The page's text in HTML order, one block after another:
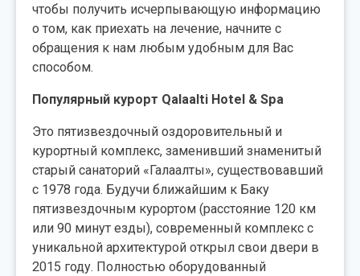
чтобы получить исчерпывающую информацию
о том, как приехать на лечение, начните с
обращения к нам любым удобным для Вас
способом.
Популярный курорт Qalaalti Hotel & Spa
Это пятизвездочный оздоровительный и
курортный комплекс, заменивший знаменитый
старый санаторий «Галаалты», существовавший
с 1978 года. Будучи ближайшим к Баку
пятизвездочным курортом (расстояние 120 км
или 90 минут езды), современный комплекс с
уникальной архитектурой открыл свои двери в
2015 году. Полностью оборудованный